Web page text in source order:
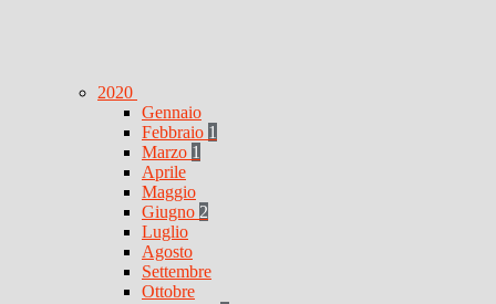
2020
Gennaio
Febbraio 1
Marzo 1
Aprile
Maggio
Giugno 2
Luglio
Agosto
Settembre
Ottobre